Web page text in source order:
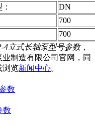
DN
700
700
4立式长轴泵型号参数，
制造有限公司官网，同
浏览新闻中心。
数
数